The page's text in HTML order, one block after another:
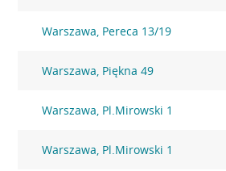
Warszawa, Pereca 13/19
Warszawa, Piękna 49
Warszawa, Pl.Mirowski 1
Warszawa, Pl.Mirowski 1